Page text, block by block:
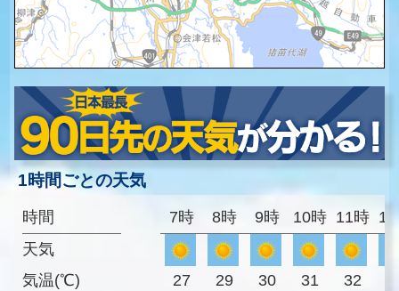
1時間ごとの天気
時間
天気
気温(℃)
7時 8時 9時 10時 11時
27 29 30 31 32